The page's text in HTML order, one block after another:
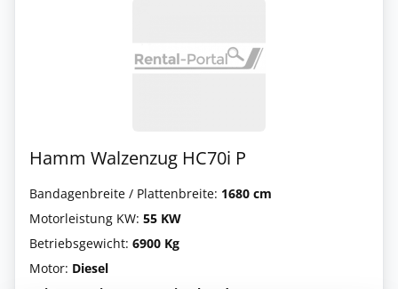
Hamm Walzenzug HC70i P
Bandagenbreite / Plattenbreite: 1680 cm
Motorleistung KW: 55 KW
Betriebsgewicht: 6900 Kg
Motor: Diesel